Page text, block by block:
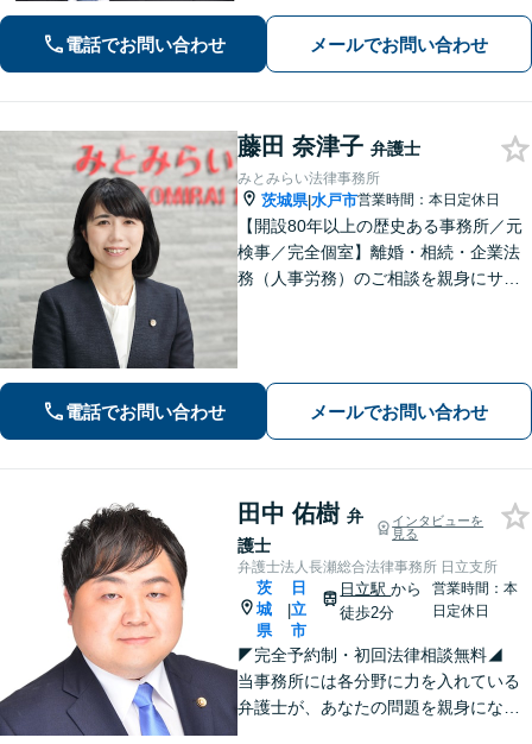
ます。弁護士があなたの権利を守るた
め、誠実にサポート。 【刑事・事故・
相続・労災・離婚・不動産・企業法
務】
電話でお問い合わせ メールでお問い合わせ
藤田 奈津子 弁護士
みとみらい法律事務所
茨城県|水戸市営業時間：本日定休日
【開設80年以上の歴史ある事務所／元
検事／完全個室】離婚・相続・企業法
務（人事労務）のご相談を親身にサポ
中心とした企業法務に対応
電話でお問い合わせ メールでお問い合わせ
田中 佑樹 弁
護士
インタビューを
見る
弁護士法人長瀬総合法律事務所 日立支所
茨
城
県
|
日
立
市
日立駅から
徒歩2分
営業時間：本
日定休日
◤完全予約制・初回法律相談無料◢
当事務所には各分野に力を入れている
弁護士が、あなたの問題を親身になっ